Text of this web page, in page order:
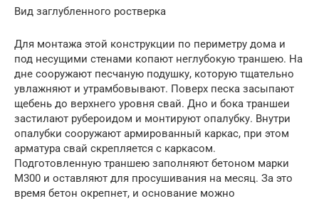
Вид заглубленного ростверка
Для монтажа этой конструкции по периметру дома и
под несущими стенами копают неглубокую траншею. На
дне сооружают песчаную подушку, которую тщательно
увлажняют и утрамбовывают. Поверх песка засыпают
щебень до верхнего уровня свай. Дно и бока траншеи
застилают рубероидом и монтируют опалубку. Внутри
опалубки сооружают армированный каркас, при этом
арматура свай скрепляется с каркасом.
Подготовленную траншею заполняют бетоном марки
М300 и оставляют для просушивания на месяц. За это
время бетон окрепнет, и основание можно